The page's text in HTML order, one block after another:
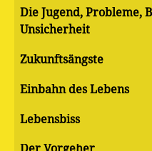
Die Jugend, Probleme,
Unsicherheit
Zukunftsängste
Einbahn des Lebens
Lebensbiss